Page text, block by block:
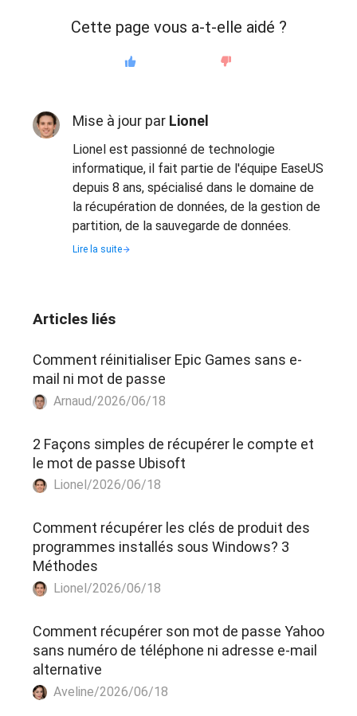
Cette page vous a-t-elle aidé ?
Mise à jour par Lionel
Lionel est passionné de technologie
informatique, il fait partie de l'équipe EaseUS
depuis 8 ans, spécialisé dans le domaine de
la récupération de données, de la gestion de
partition, de la sauvegarde de données.
Lire la suite
Articles liés
Comment réinitialiser Epic Games sans e-
mail ni mot de passe
Arnaud/2026/06/18
2 Façons simples de récupérer le compte et
le mot de passe Ubisoft
Lionel/2026/06/18
Comment récupérer les clés de produit des
programmes installés sous Windows? 3
Méthodes
Lionel/2026/06/18
Comment récupérer son mot de passe Yahoo
sans numéro de téléphone ni adresse e-mail
alternative
Aveline/2026/06/18